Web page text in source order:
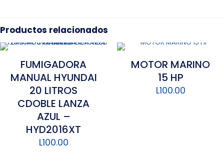
Productos relacionados
FUMIGADORA
MANUAL HYUNDAI
20 LITROS
CDOBLE LANZA
AZUL –
HYD2016XT
L100.00
MOTOR MARINO
15 HP
L100.00